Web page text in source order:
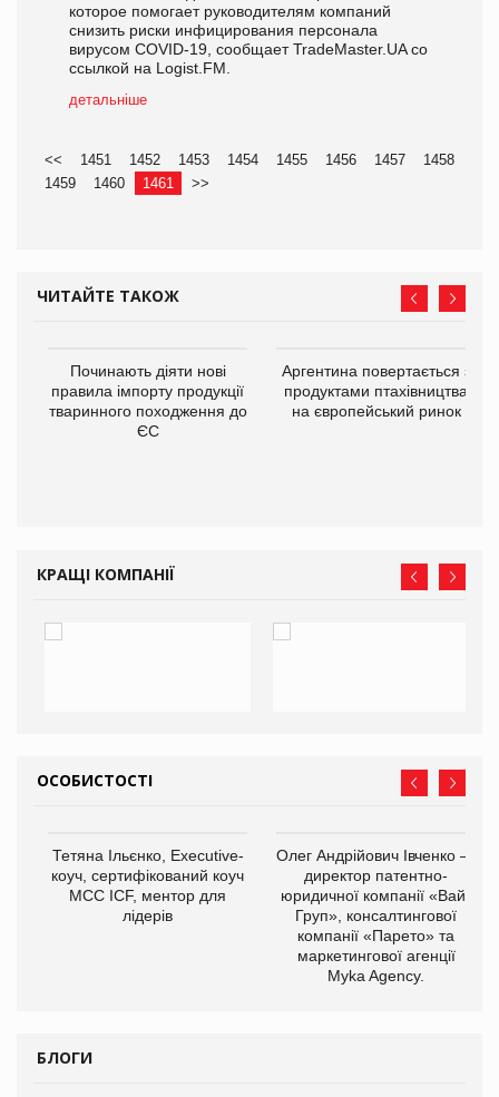
которое помогает руководителям компаний
снизить риски инфицирования персонала
вирусом COVID-19, сообщает TradeMaster.UA со
ссылкой на Logist.FM.
детальніше
<< 1451 1452 1453 1454 1455 1456 1457
1458
1459
1460 1461 >>
ЧИТАЙТЕ ТАКОЖ
Починають діяти нові
правила імпорту продукції
тваринного походження до
ЄС
Аргентина повертається з
продуктами птахівництва
на європейський ринок
КРАЩІ КОМПАНІЇ
ОСОБИСТОСТІ
Тетяна Ільєнко, Executive-
коуч, сертифікований коуч
МСС ICF, ментор для
лідерів
Олег Андрійович Івченко —
директор патентно-
юридичної компанії «Вайз
Груп», консалтингової
компанії «Парето» та
маркетингової агенції
Myka Agency.
БЛОГИ